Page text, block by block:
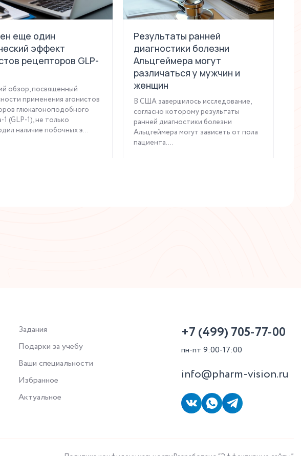
еще один
эффект
рецепторов GLP-
обзор, посвященный
применения агонистов
глюкагоноподобного
(GLP-1), не только
наличие побочных э...
Результаты ранней
диагностики болезни
Альцгеймера могут
различаться у мужчин и
женщин
В США завершилось исследование,
согласно которому результаты
ранней диагностики болезни
Альцгеймера могут зависеть от пола
пациента. ...
Задания
Подарки за учебу
Ваши специальности
Избранное
Актуальное
+7 (499) 705-77-00
пн-пт 9:00-17:00
info@pharm-vision.ru